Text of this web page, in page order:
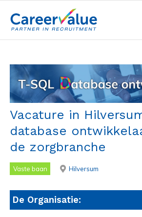
Vacature in
database
de zorgbranche
Vaste baan Hilversum
De Organisatie: